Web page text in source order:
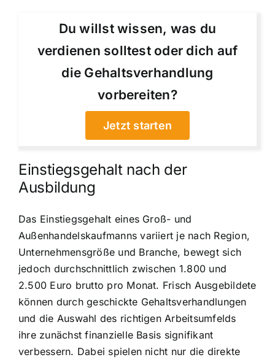
Du willst wissen, was du
verdienen solltest oder dich auf
die Gehaltsverhandlung
vorbereiten?
Jetzt starten
Einstiegsgehalt nach der
Ausbildung
Das Einstiegsgehalt eines Groß- und
Außenhandelskaufmanns variiert je nach Region,
Unternehmensgröße und Branche, bewegt sich
jedoch durchschnittlich zwischen 1.800 und
2.500 Euro brutto pro Monat. Frisch Ausgebildete
können durch geschickte Gehaltsverhandlungen
und die Auswahl des richtigen Arbeitsumfelds
ihre zunächst finanzielle Basis signifikant
verbessern. Dabei spielen nicht nur die direkte